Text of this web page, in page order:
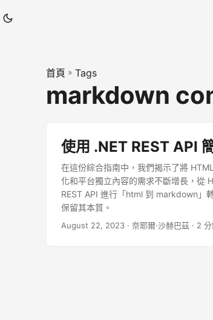
首頁 » Tags
markdown
使用 .NET REST API
在這份綜合指南中，我們揭示了將
化和平台獨立內容的需求不斷增長，從
REST API 進行「html 到 markdown」
保留其本質。
August 22, 2023 · 奈耶爾·沙赫巴茲 · 2